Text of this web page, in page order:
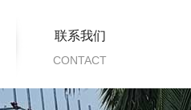
联系我们
CONTACT